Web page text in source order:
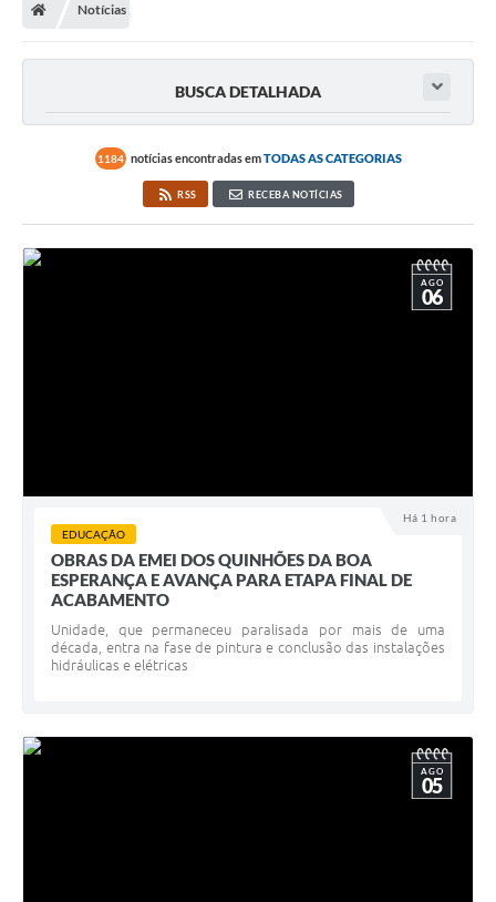
Diário Oficial
Arquivos para Download
Links
Notícias
BUSCA DETALHADA
1184 notícias encontradas emTODAS AS CATEGORIAS
RSS RECEBA NOTÍCIAS
Há 1 hora
AGO
06
EDUCAÇÃO
OBRAS DA EMEI DOS QUINHÕES DA BOA
ESPERANÇA E AVANÇA PARA ETAPA FINAL DE
ACABAMENTO
Unidade, que permaneceu paralisada por mais de uma
década, entra na fase de pintura e conclusão das instalações
hidráulicas e elétricas
AGO
05